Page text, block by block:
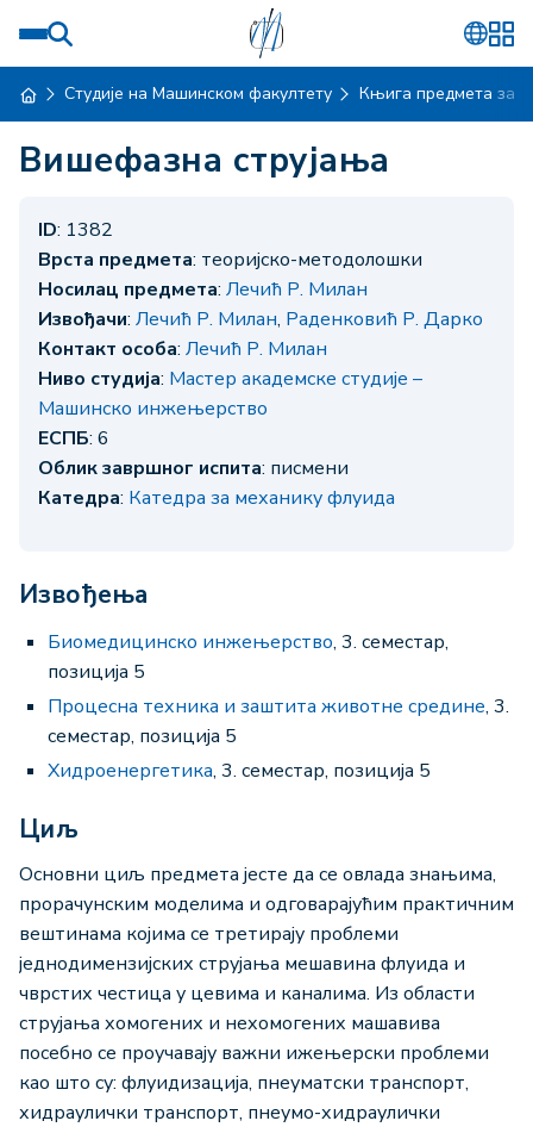
Студије на Машинском факултету Књига предмета за
Вишефазна струјања
ID: 1382
Врста предмета: теоријско-методолошки
Носилац предмета: Лечић Р. Милан
Извођачи: Лечић Р. Милан, Раденковић Р. Дарко
Контакт особа: Лечић Р. Милан
Ниво студија: Мастер академске студије –
Машинско инжењерство
ЕСПБ: 6
Облик завршног испита: писмени
Катедра: Катедра за механику флуида
Извођења
Биомедицинско инжењерство, 3. семестар,
позиција 5
Процесна техника и заштита животне средине, 3.
семестар, позиција 5
Хидроенергетика, 3. семестар, позиција 5
Циљ
Основни циљ предмета јесте да се овлада знањима,
прорачунским моделима и одговарајућим практичним
вештинама којима се третирају проблеми
једнодимензијских струјања мешавина флуида и
чврстих честица у цевима и каналима. Из области
струјања хомогених и нехомогених машавива
посебно се проучавају важни ижењерски проблеми
као што су: флуидизација, пнеуматски транспорт,
хидраулички транспорт, пнеумо-хидраулички